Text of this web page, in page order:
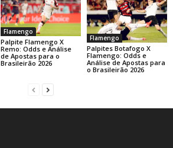
Flamengo
Palpite Flamengo X
Remo: Odds e Análise
de Apostas para o
Brasileirão 2026
Flamengo
Palpites Botafogo X
Flamengo: Odds e
Análise de Apostas para
o Brasileirão 2026